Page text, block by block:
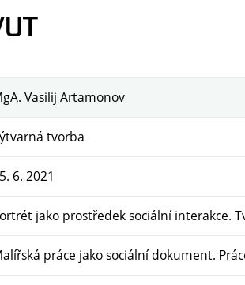
Vasilij Artamonov
tvorba
6. 2021
jako prostředek sociální interakce.
práce jako sociální dokument.